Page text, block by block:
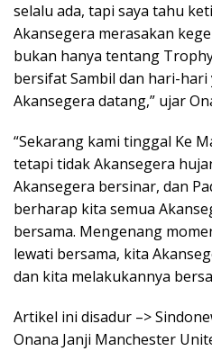
selalu ada, tapi saya tahu
Akansegera merasakan
bukan hanya tentang
bersifat Sambil dan hari-
Akansegera datang,” ujar
“Sekarang kami tinggal Ke
tetapi tidak Akansegera
Akansegera bersinar, dan
berharap kita semua
bersama. Mengenang
lewati bersama, kita
dan kita melakukannya
Artikel ini disadur –>
Onana Janji Manchester